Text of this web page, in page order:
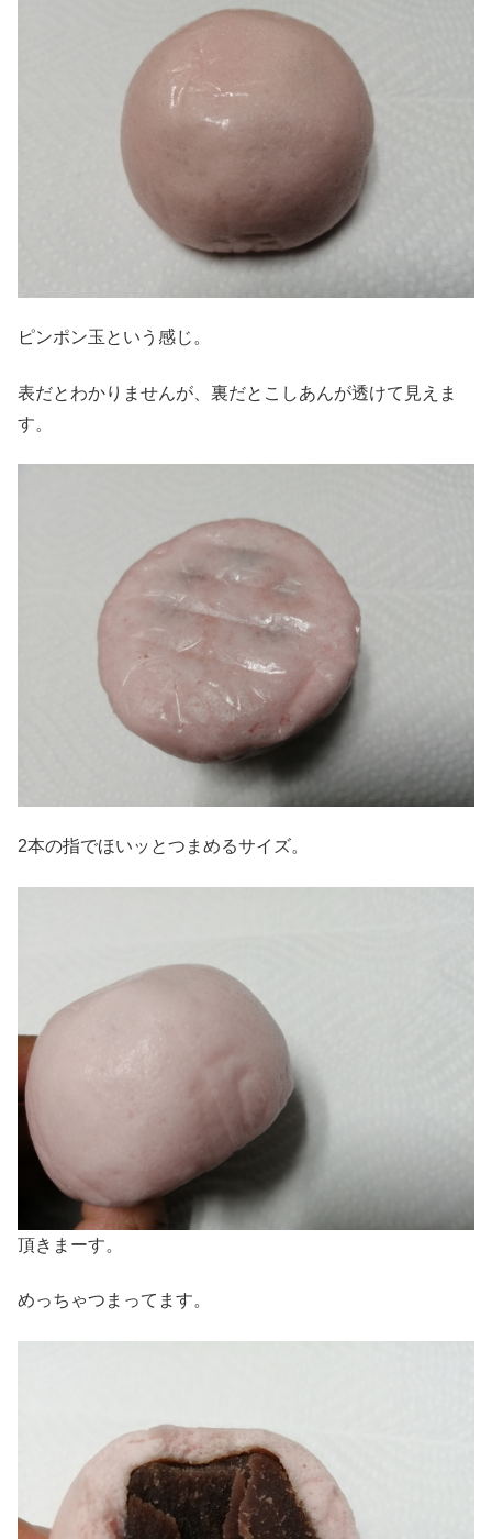
ピンポン玉という感じ。
表だとわかりませんが、裏だとこしあんが透けて見えま
す。
2本の指でほいッとつまめるサイズ。
頂きまーす。
めっちゃつまってます。